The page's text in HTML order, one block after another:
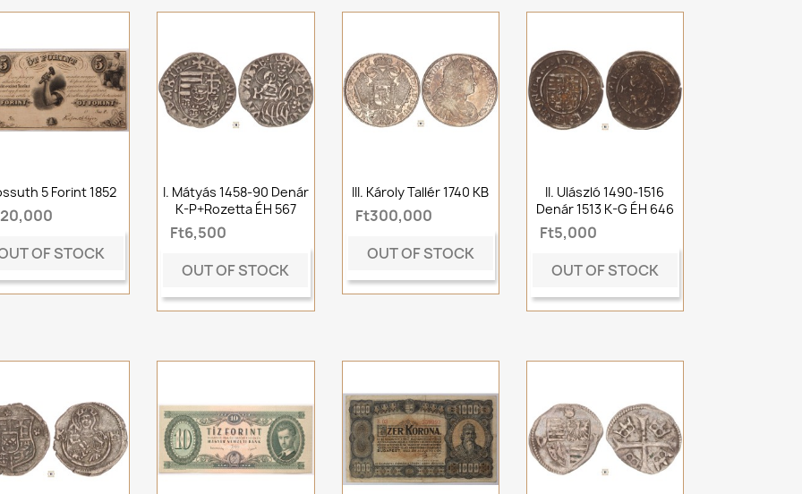
5 Forint 1852
OF STOCK
I. Mátyás 1458-90 Denár
K-P+rozetta ÉH 567
Ft6,500
OUT OF STOCK
III. Károly Tallér 1740 KB
Ft300,000
OUT OF STOCK
II. Ulászló 1490-1516
Denár 1513 K-G ÉH 646
Ft5,000
OUT OF STOCK